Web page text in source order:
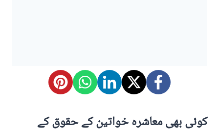
کوئی بھی معاشرہ خواتین کے حقوق کے